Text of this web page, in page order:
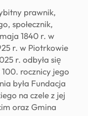
prawnik,
społecznik,
1840 r. w
r. w Piotrkowie
r. odbyła się
rocznicy jego
była Fundacja
na czele z jej
oraz Gmina